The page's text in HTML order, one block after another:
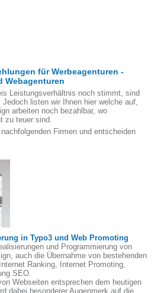
für Werbeagenturen -
Webagenturen
Leistungsverhältnis noch stimmt, sind
listen wir Ihnen hier welche auf,
arbeiten noch bezahlbar, wo
zu teuer sind.
Firmen und entscheiden
in Typo3 und Web Promoting
und Programmierung von
auch die Übernahme von bestehenden
Ranking, Internet Promoting,
SEO.
Webseiten entsprechen dem heutigen
dabei besonderer Augenmerk auf die